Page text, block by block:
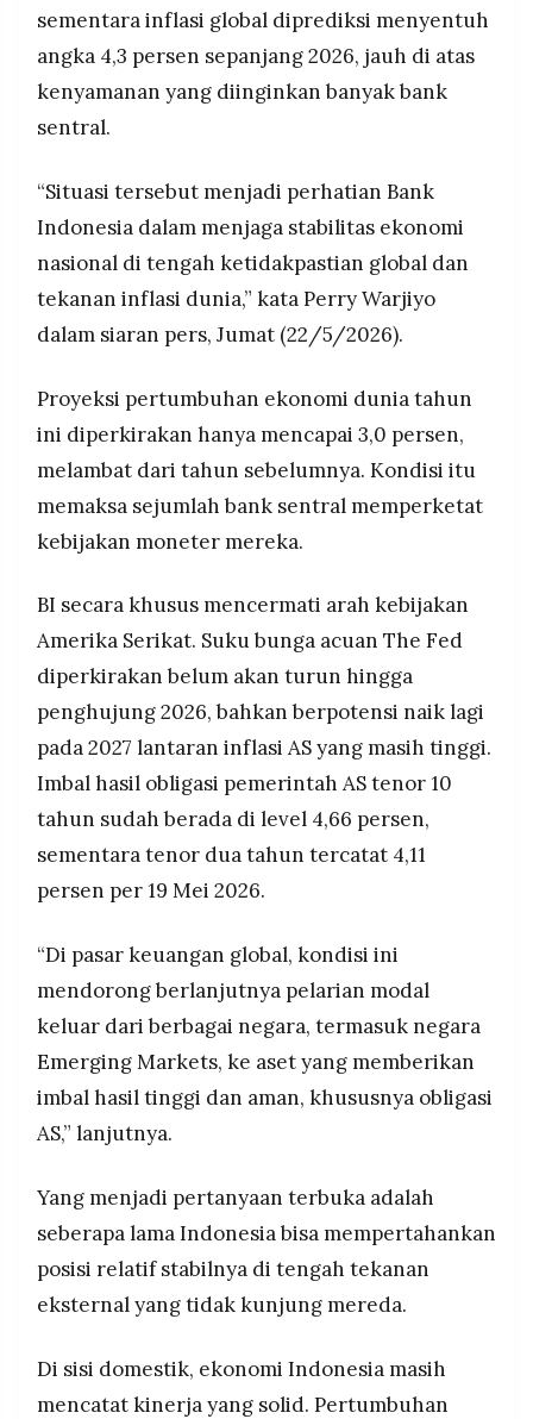
RESOLUSI
MEDIA
PRAMUDITA
sementara inflasi global diprediksi menyentuh
angka 4,3 persen sepanjang 2026, jauh di atas
kenyamanan yang diinginkan banyak bank
sentral.
“Situasi tersebut menjadi perhatian Bank
Indonesia dalam menjaga stabilitas ekonomi
nasional di tengah ketidakpastian global dan
tekanan inflasi dunia,” kata Perry Warjiyo
dalam siaran pers, Jumat (22/5/2026).
Proyeksi pertumbuhan ekonomi dunia tahun
ini diperkirakan hanya mencapai 3,0 persen,
melambat dari tahun sebelumnya. Kondisi itu
memaksa sejumlah bank sentral memperketat
kebijakan moneter mereka.
BI secara khusus mencermati arah kebijakan
Amerika Serikat. Suku bunga acuan The Fed
diperkirakan belum akan turun hingga
penghujung 2026, bahkan berpotensi naik lagi
pada 2027 lantaran inflasi AS yang masih tinggi.
Imbal hasil obligasi pemerintah AS tenor 10
tahun sudah berada di level 4,66 persen,
sementara tenor dua tahun tercatat 4,11
persen per 19 Mei 2026.
“Di pasar keuangan global, kondisi ini
mendorong berlanjutnya pelarian modal
keluar dari berbagai negara, termasuk negara
Emerging Markets, ke aset yang memberikan
imbal hasil tinggi dan aman, khususnya obligasi
AS,” lanjutnya.
Yang menjadi pertanyaan terbuka adalah
seberapa lama Indonesia bisa mempertahankan
posisi relatif stabilnya di tengah tekanan
eksternal yang tidak kunjung mereda.
Di sisi domestik, ekonomi Indonesia masih
mencatat kinerja yang solid. Pertumbuhan